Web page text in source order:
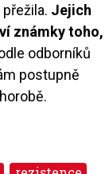
Jejich
známky toho,
odborníků
postupně